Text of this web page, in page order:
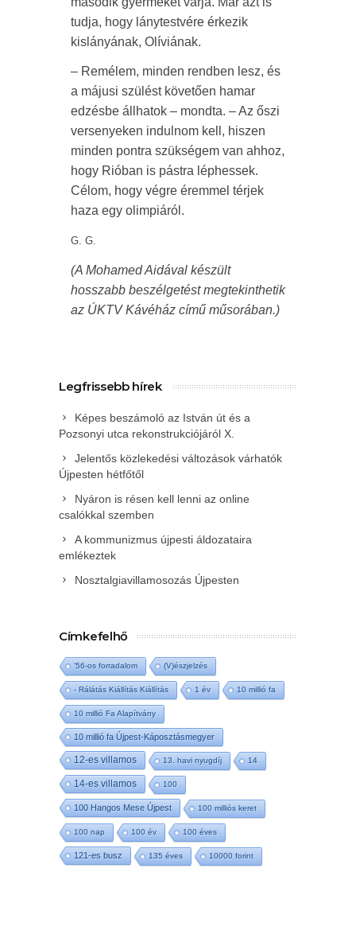
tudja, hogy lánytestvére érkezik
kislányának, Olíviának.
– Remélem, minden rendben lesz, és
a májusi szülést követően hamar
edzésbe állhatok – mondta. – Az őszi
versenyeken indulnom kell, hiszen
minden pontra szükségem van ahhoz,
hogy Rióban is pástra léphessek.
Célom, hogy végre éremmel térjek
haza egy olimpiáról.
G. G.
(A Mohamed Aidával készült
hosszabb beszélgetést megtekinthetik
az ÚKTV Kávéház című műsorában.)
Legfrissebb hírek
Képes beszámoló az István út és a
Pozsonyi utca rekonstrukciójáról X.
Jelentős közlekedési változások várhatók
Újpesten hétfőtől
Nyáron is résen kell lenni az online
csalókkal szemben
A kommunizmus újpesti áldozataira
emlékeztek
Nosztalgiavillamosozás Újpesten
Címkefelhő
'56-os forradalom (V)észjelzés
- Rálátás Kiállítás Kiállítás 1 év 10 millió fa
10 millió Fa Alapítvány
10 millió fa Újpest-Káposztásmegyer
12-es villamos 13. havi nyugdíj 14
14-es villamos 100
100 Hangos Mese Újpest 100 milliós keret
100 nap 100 év 100 éves
121-es busz 135 éves 10000 forint